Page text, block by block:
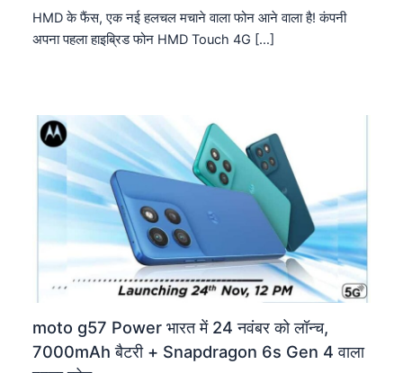
HMD के फैंस, एक नई हलचल मचाने वाला फोन आने वाला है! कंपनी
अपना पहला हाइब्रिड फोन HMD Touch 4G […]
moto g57 Power भारत में 24 नवंबर को लॉन्च,
7000mAh बैटरी + Snapdragon 6s Gen 4 वाला